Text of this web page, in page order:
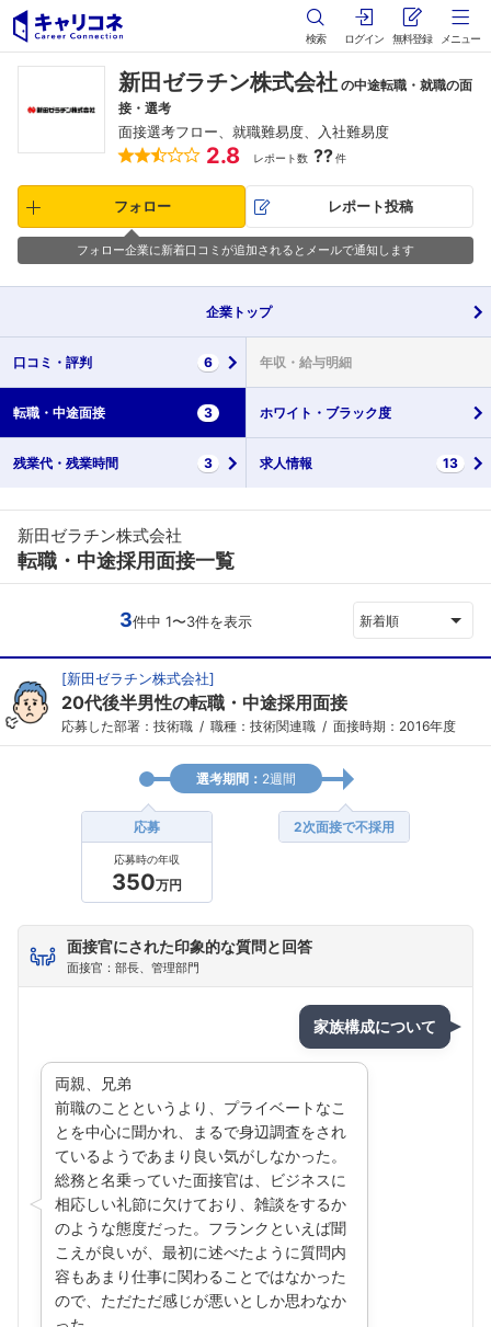
検索 ログイン 無料登録 メニュー
新田ゼラチン株式会社 の中途転職・就職の面
接・選考
面接選考フロー、就職難易度、入社難易度
2.8 レポート数 ??件
フォロー レポート投稿
フォロー企業に新着口コミが追加されるとメールで通知します
企業 トップ
口コミ・ 評判 6 年収・ 給与明細
転職・ 中途面接 3 ホワイト・ ブラック度
残業代・ 残業時間 3 求人情報 13
新田ゼラチン株式会社
転職・中途採用面接一覧
3件中 1〜3件を表示 新着順
[新田ゼラチン株式会社]
20代後半男性の転職・中途採用面接
応募した部署：技術職 職種：技術関連職 面接時期：2016年度
選考期間： 2週間
応募
応募時の年収
350万円
2次面接で不採用
面接官にされた印象的な質問と回答
面接官：部長、管理部門
家族構成について
両親、兄弟
前職のことというより、プライベートなこ
とを中心に聞かれ、まるで身辺調査をされ
ているようであまり良い気がしなかった。
総務と名乗っていた面接官は、ビジネスに
相応しい礼節に欠けており、雑談をするか
のような態度だった。フランクといえば聞
こえが良いが、最初に述べたように質問内
容もあまり仕事に関わることではなかった
ので、ただただ感じが悪いとしか思わなか